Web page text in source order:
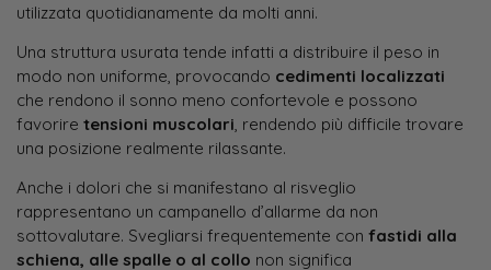
utilizzata quotidianamente da molti anni.
Una struttura usurata tende infatti a distribuire il peso in
modo non uniforme, provocando cedimenti localizzati
che rendono il sonno meno confortevole e possono
favorire tensioni muscolari, rendendo più difficile trovare
una posizione realmente rilassante.
Anche i dolori che si manifestano al risveglio
rappresentano un campanello d’allarme da non
sottovalutare. Svegliarsi frequentemente con fastidi alla
schiena, alle spalle o al collo non significa